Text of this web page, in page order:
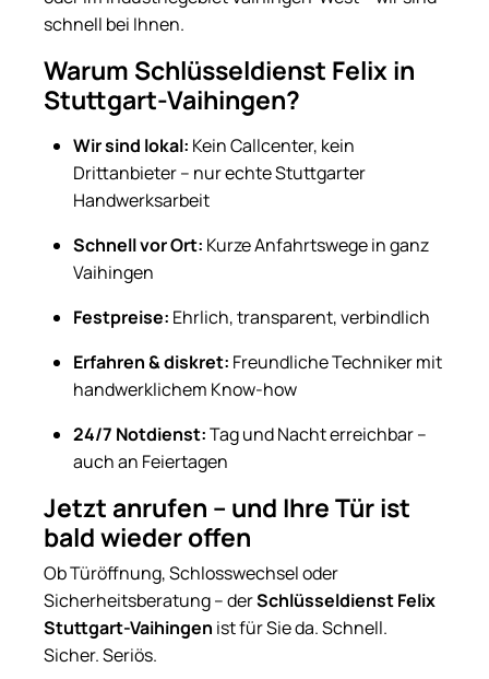
schnell bei Ihnen.
Warum Schlüsseldienst Felix in
Stuttgart-Vaihingen?
Wir sind lokal: Kein Callcenter, kein
Drittanbieter – nur echte Stuttgarter
Handwerksarbeit
Schnell vor Ort: Kurze Anfahrtswege in ganz
Vaihingen
Festpreise: Ehrlich, transparent, verbindlich
Erfahren & diskret: Freundliche Techniker mit
handwerklichem Know-how
24/7 Notdienst:Tag und Nacht erreichbar –
auch an Feiertagen
Jetzt anrufen – und Ihre Tür ist
bald wieder offen
Ob Türöffnung, Schlosswechsel oder
Sicherheitsberatung – derSchlüsseldienst Felix
Stuttgart-Vaihingen ist für Sie da. Schnell.
Sicher. Seriös.